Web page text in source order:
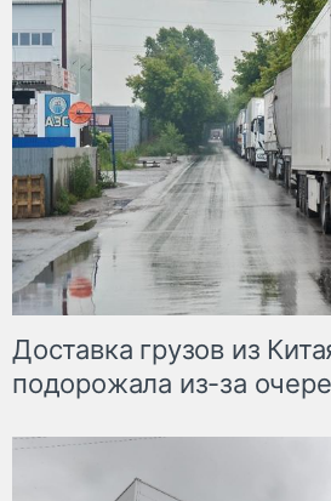
Доставка грузов из
подорожала из-за